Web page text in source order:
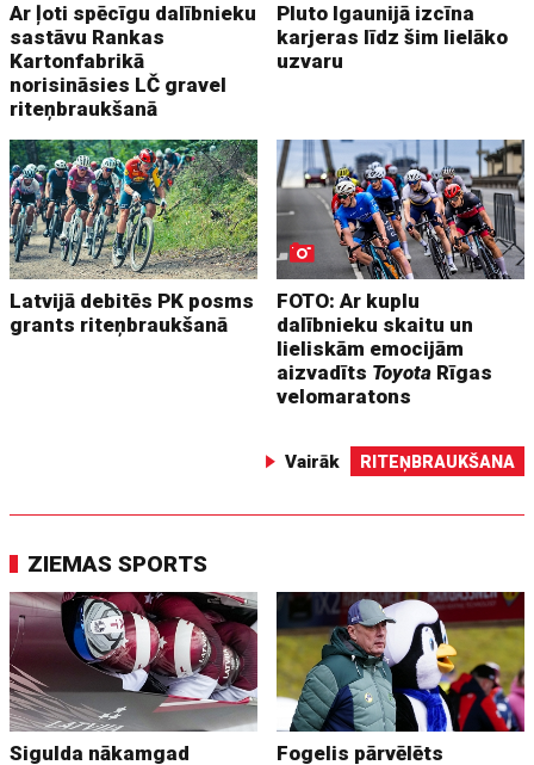
Ar ļoti spēcīgu dalībnieku
sastāvu Rankas
Kartonfabrikā
norisināsies LČ gravel
riteņbraukšanā
Pluto Igaunijā izcīna
karjeras līdz šim lielāko
uzvaru
Latvijā debitēs PK posms
grants riteņbraukšanā
FOTO: Ar kuplu
dalībnieku skaitu un
lieliskām emocijām
aizvadīts Toyota Rīgas
velomaratons
Vairāk RITEŅBRAUKŠANA
ZIEMAS SPORTS
Sigulda nākamgad
Fogelis pārvēlēts